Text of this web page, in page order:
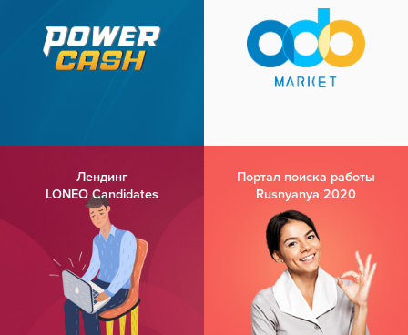
Лендинг
LONEO Candidates
Портал поиска работы
Rusnyanya 2020